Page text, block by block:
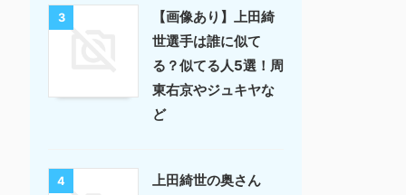
3
【画像あり】上田綺
世選手は誰に似て
る？似てる人5選！周
東右京やジュキヤな
ど
4
上田綺世の奥さん